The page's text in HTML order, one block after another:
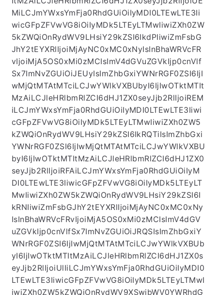
MiLCJmYWxsYmFja0RhdGUiOiIyMDI0LTEwLTE3Ii
wicGFpZFVwVG8iOiIyMDk5LTEyLTMwIiwiZXh0ZW
5kZWQiOnRydWV9LHsiY29kZSI6IkdPIiwiZmFsbG
JhY2tEYXRlIjoiMjAyNC0xMC0xNyIsInBhaWRVcFR
vIjoiMjA5OS0xMi0zMCIsImV4dGVuZGVkIjp0cnVlf
Sx7ImNvZGUiOiJEUyIsImZhbGxiYWNrRGF0ZSI6IjI
wMjQtMTAtMTciLCJwYWlkVXBUbyI6IjIwOTktMTIt
MzAiLCJleHRlbmRlZCI6dHJ1ZX0seyJjb2RlIjoiREM
iLCJmYWxsYmFja0RhdGUiOiIyMDI0LTEwLTE3Iiwi
cGFpZFVwVG8iOiIyMDk5LTEyLTMwIiwiZXh0ZW5
kZWQiOnRydWV9LHsiY29kZSI6IkRQTiIsImZhbGxi
YWNrRGF0ZSI6IjIwMjQtMTAtMTciLCJwYWlkVXBU
byI6IjIwOTktMTItMzAiLCJleHRlbmRlZCI6dHJ1ZX0
seyJjb2RlIjoiRFAiLCJmYWxsYmFja0RhdGUiOiIyM
DI0LTEwLTE3IiwicGFpZFVwVG8iOiIyMDk5LTEyLT
MwIiwiZXh0ZW5kZWQiOnRydWV9LHsiY29kZSI6I
kRNIiwiZmFsbGJhY2tEYXRlIjoiMjAyNC0xMC0xNy
IsInBhaWRVcFRvIjoiMjA5OS0xMi0zMCIsImV4dGV
uZGVkIjp0cnVlfSx7ImNvZGUiOiJRQSIsImZhbGxiY
WNrRGF0ZSI6IjIwMjQtMTAtMTciLCJwYWlkVXBUb
yI6IjIwOTktMTItMzAiLCJleHRlbmRlZCI6dHJ1ZX0s
eyJjb2RlIjoiUlIiLCJmYWxsYmFja0RhdGUiOiIyMDI0
LTEwLTE3IiwicGFpZFVwVG8iOiIyMDk5LTEyLTMwI
iwiZXh0ZW5kZWQiOnRydWV9XSwibWV0YWRhdG